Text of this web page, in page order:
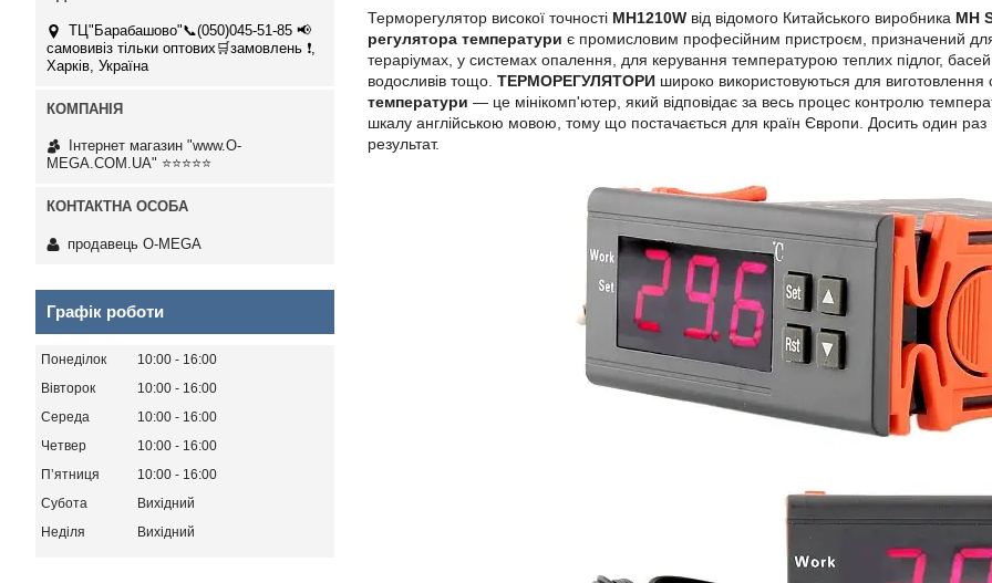
Терморегулятор високої точності MH1210W від відомого Китайського виробника MH
регулятора температури є промисловим професійним пристроєм, призначений для
тераріумах, у системах опалення, для керування температурою теплих підлог,
водосливів тощо. ТЕРМОРЕГУЛЯТОРИ широко використовуються для
температури — це мінікомп'ютер, який відповідає за весь процес контролю
шкалу англійською мовою, тому що постачається для країн Європи. Досить один
результат.
ТЦ"Барабашово"📞(050)045-51-85 📢
самовивіз тільки оптових🛒замовлень ❗,
Харків, Україна
Інтернет магазин "www.O-
MEGA.COM.UA" ⭐⭐⭐⭐⭐
продавець O-MEGA
Графік роботи
Понеділок 10:00
16:00
Вівторок
10:00
16:00
Середа
10:00
16:00
Четвер
10:00
16:00
Пʼятниця
10:00
16:00
Субота
Вихідний
Неділя
Вихідний